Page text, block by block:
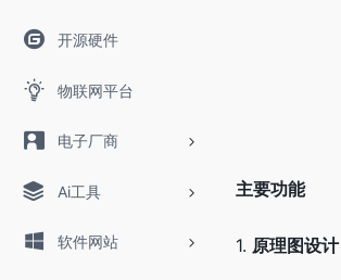
开源硬件
物联网平台
电子厂商
Ai工具
软件网站
主要功能
1. 原理图设计